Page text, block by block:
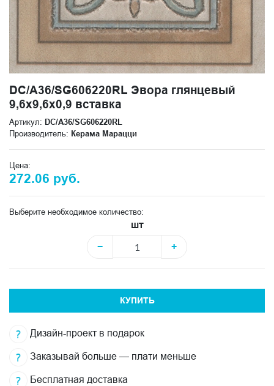
DC/A36/SG606220RL Эвора глянцевый
9,6x9,6x0,9 вставка
Артикул: DC/A36/SG606220RL
Производитель: Керама Марацци
Цена:
272.06 руб.
Выберите необходимое количество:
шт
−
+
КУПИТЬ
Дизайн-проект в подарок
Заказывай больше — плати меньше
Бесплатная доставка